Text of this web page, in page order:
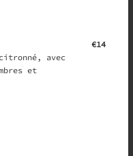
avec
et
€14